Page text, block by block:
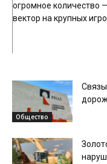
огромное количество —
вектор на крупных
Общество